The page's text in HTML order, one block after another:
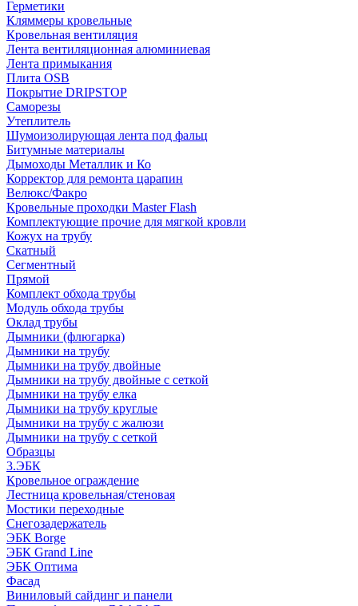
Герметики
Кляммеры кровельные
Кровельная вентиляция
Лента вентиляционная алюминиевая
Лента примыкания
Плита OSB
Покрытие DRIPSTOP
Саморезы
Утеплитель
Шумоизолирующая лента под фальц
Битумные материалы
Дымоходы Металлик и Ко
Корректор для ремонта царапин
Велюкс/Факро
Кровельные проходки Master Flash
Комплектующие прочие для мягкой кровли
Кожух на трубу
Скатный
Сегментный
Прямой
Комплект обхода трубы
Модуль обхода трубы
Оклад трубы
Дымники (флюгарка)
Дымники на трубу
Дымники на трубу двoйные
Дымники на трубу двoйные с сеткой
Дымники на трубу елка
Дымники на трубу круглые
Дымники на трубу с жалюзи
Дымники на трубу с сеткой
Образцы
3.ЭБК
Кровельное ограждение
Лестница кровельная/стеновая
Мостики переходные
Снегозадержатель
ЭБК Borge
ЭБК Grand Line
ЭБК Оптима
Фасад
Виниловый сайдинг и панели